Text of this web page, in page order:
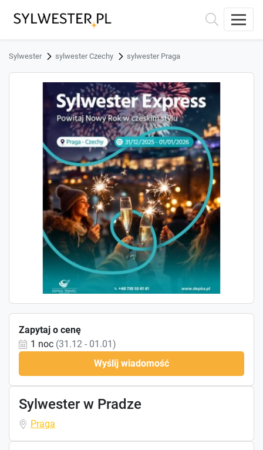
Sylwester sylwester Czechy sylwester Praga
Zapytaj o cenę
1 noc (31.12 - 01.01)
Wyślij wiadomość
Sylwester w Pradze
Praga